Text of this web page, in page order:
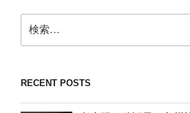
索:
RECENT POSTS